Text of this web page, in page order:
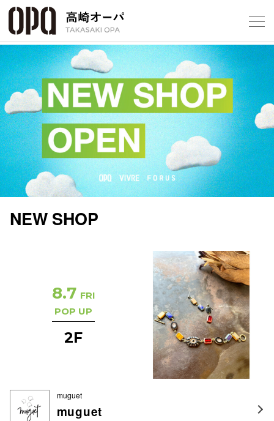
NEW SHOP
8.7 FRI
POP UP
2F
muguet
muguet
フロア
ショッ
レスト
スタッ
電話で
公式SNS
お問い合わせ